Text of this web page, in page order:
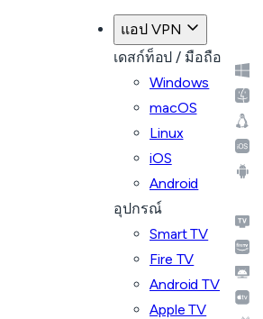
แอป VPN
เดสก์ท็อป / มือถือ
Windows
macOS
Linux
iOS
Android
อุปกรณ์
Smart TV
Fire TV
Android TV
Apple TV